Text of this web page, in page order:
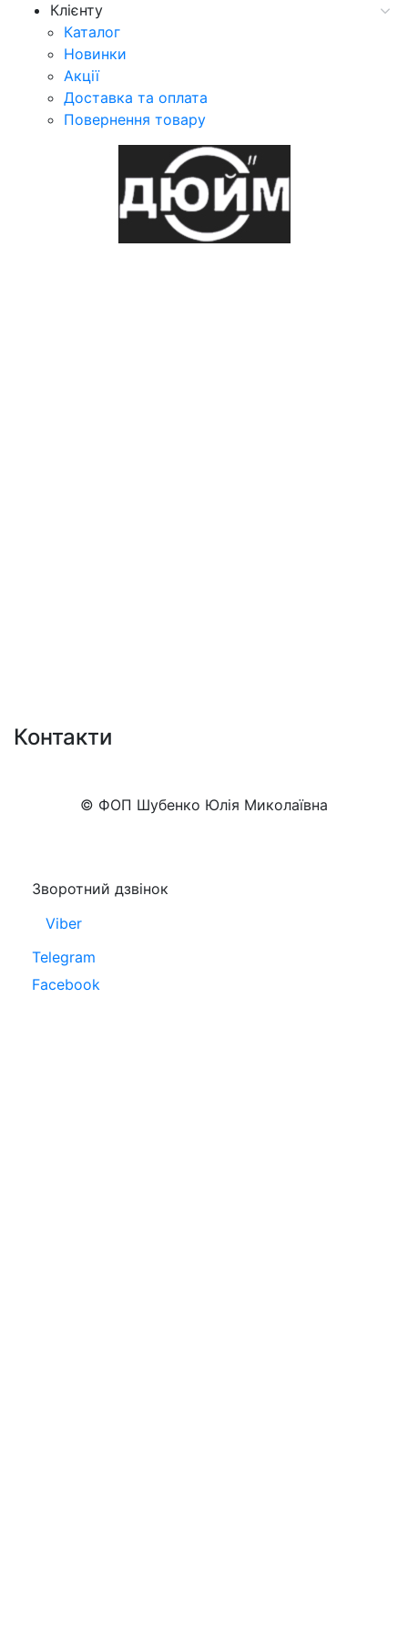
Клієнту
Каталог
Новинки
Акції
Доставка та оплата
Повернення товару
Контакти
© ФОП Шубенко Юлія Миколаївна
Зворотний дзвінок
Viber
Telegram
Facebook